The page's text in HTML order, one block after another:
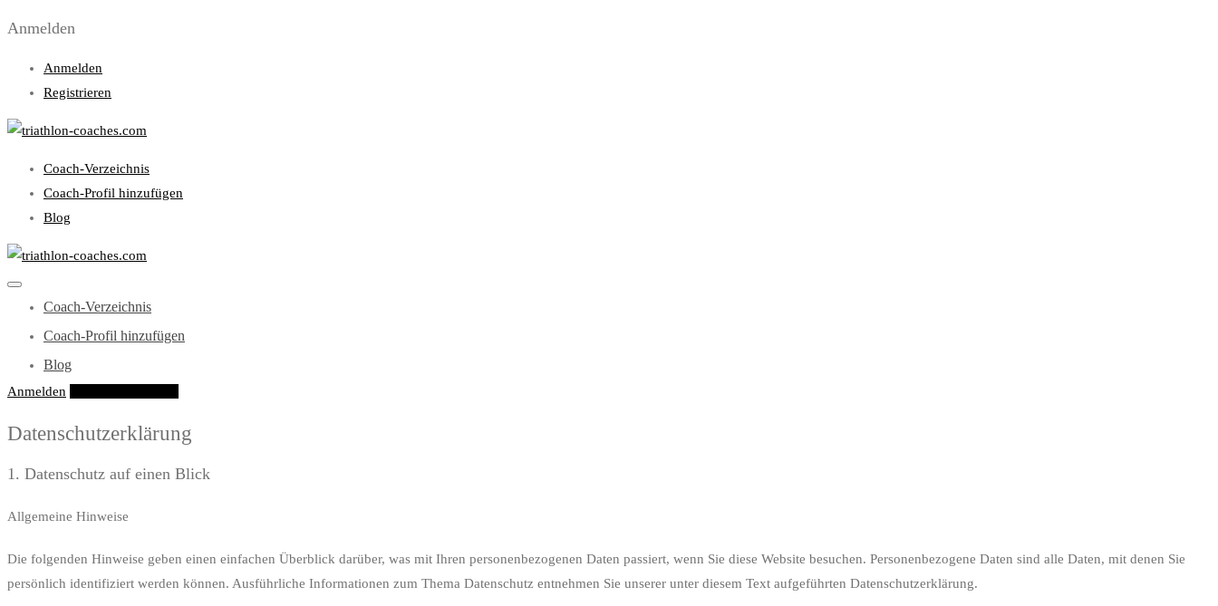
Anmelden
Anmelden
Registrieren
Coach-Verzeichnis
Coach-Profil hinzufügen
Blog
Coach-Verzeichnis
Coach-Profil hinzufügen
Blog
Anmelden
Datenschutzerklärung
1. Datenschutz auf einen Blick
Allgemeine Hinweise
Die folgenden Hinweise geben einen einfachen Überblick darüber, was mit Ihren personenbezogenen Daten passiert, wenn Sie diese Website besuchen. Personenbezogene Daten sind alle Daten, mit denen Sie
persönlich identifiziert werden können. Ausführliche Informationen zum Thema Datenschutz entnehmen Sie unserer unter diesem Text aufgeführten Datenschutzerklärung.